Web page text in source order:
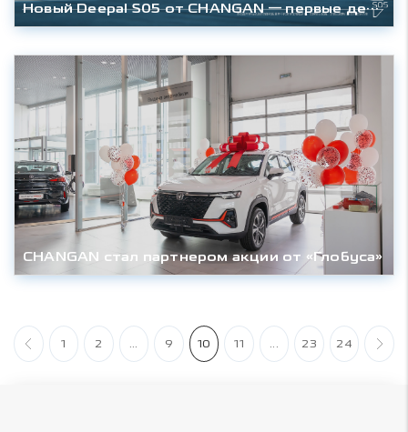
Новый Deepal S05 от CHANGAN — первые детали
CHANGAN стал партнером акции от «Глобуса»
1 2 ... 9 10 11 ... 23 24